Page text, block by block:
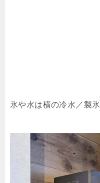
氷や水は横の冷水／製